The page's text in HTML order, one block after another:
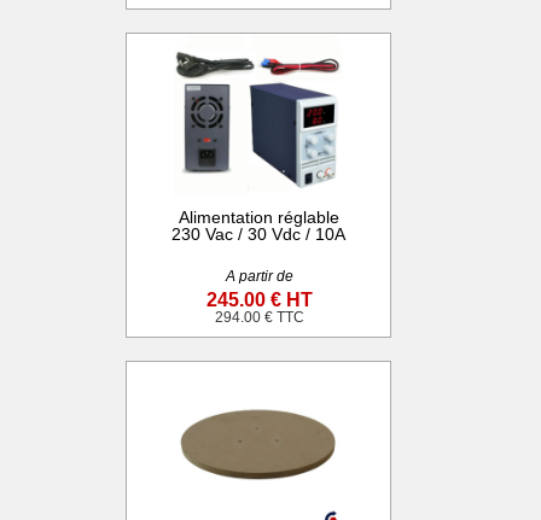
Alimentation réglable
230 Vac / 30 Vdc / 10A
A partir de
245.00 € HT
294.00 € TTC